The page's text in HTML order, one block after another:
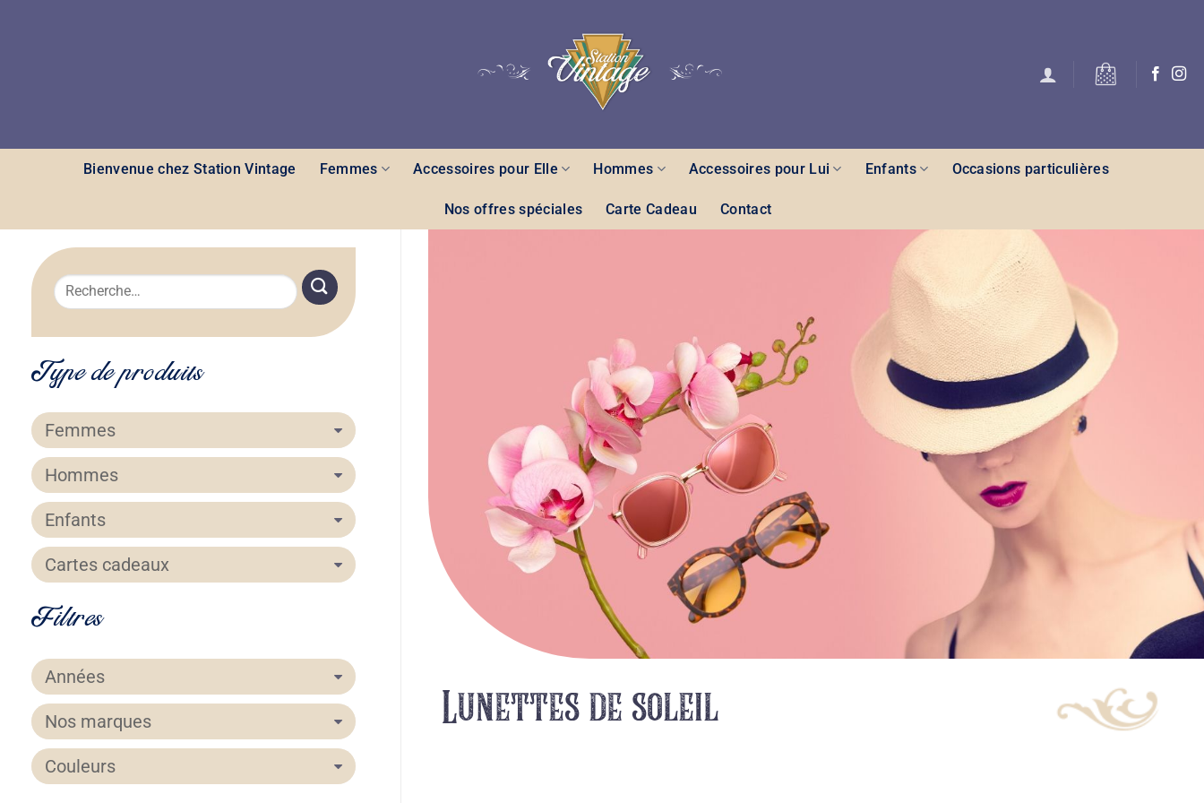
Bienvenue chez Station Vintage Femmes Accessoires pour Elle Hommes Accessoires pour Lui Enfants Occasions particulières
Nos offres spéciales Carte Cadeau Contact
Recherche
pour :
Type de produits
Femmes
Hommes
Enfants
Cartes cadeaux
Filtres
Années
Nos marques
Couleurs
Lunettes de soleil